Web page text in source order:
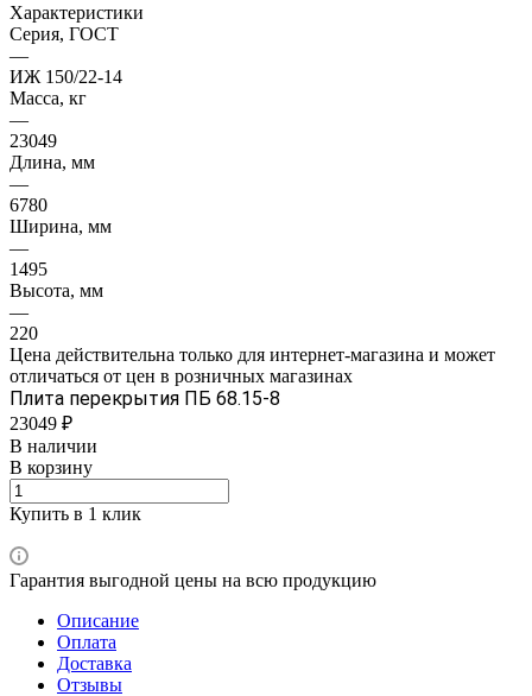
Характеристики
Серия, ГОСТ
—
ИЖ 150/22-14
Масса, кг
—
23049
Длина, мм
—
6780
Ширина, мм
—
1495
Высота, мм
—
220
Цена действительна только для интернет-магазина и может
отличаться от цен в розничных магазинах
Плита перекрытия ПБ 68.15-8
23049 ₽
В наличии
В корзину
Купить в 1 клик
Гарантия выгодной цены на всю продукцию
Описание
Оплата
Доставка
Отзывы